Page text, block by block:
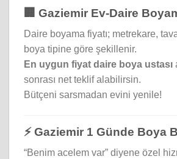
🏢 Gaziemir Ev-Daire
Daire boyama fiyatı; metrekare,
boya tipine göre şekillenir.
En uygun fiyat daire boya ustası
sonrası net teklif alabilirsin.
Bütçeni sarsmadan evini yenile!
⚡ Gaziemir 1 Günde Boya
“Benim acelem var” diyene özel